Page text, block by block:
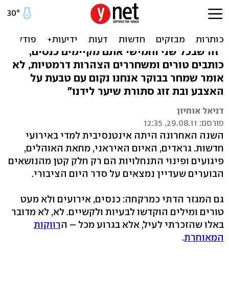
שדכנים ורבנים, עזבו אותנו
"זה שבכל שני וחמישי אתם מקיימים כנסים,
כותבים טורים ומשחררים הצהרות דרמטיות, לא
אומר שמחר בבוקר אנחנו נקום עם טבעת על
האצבע ובת זוג סתורת שיער לידנו"
דניאל אוחיון
פורסם: 29.08.11, 12:35
השנה האחרונה היתה אינטנסיבית למדי באירועי
חדשות. גראדים, האיום האיראני, מחאת האוהלים,
פיגועים ופינוי התנחלויות הם רק חלק קטן מהנושאים
הבוערים שעדיין נמצאים על סדר היום הציבורי.
גם המגזר הדתי כמרקחה: כנסים, אירועים ולא מעט
טורים ומילים הוקדשו לבעיות ולקשיים. לא, לא מדובר
באלו שהזכרתי לעיל, אלא בגרוע מכל – הרווקות
המאוחרת.